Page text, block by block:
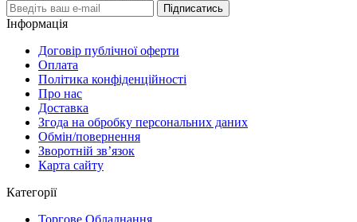
Підписатись
Інформація
Договір публічної оферти
Оплата
Політика конфіденційності
Про нас
Доставка
Згода на обробку персональних даних
Обмін/повернення
Зворотній зв’язок
Карта сайту
Категорії
Торгове Обладнання